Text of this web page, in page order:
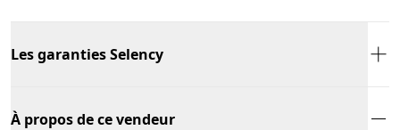
Les garanties Selency
À propos de ce vendeur